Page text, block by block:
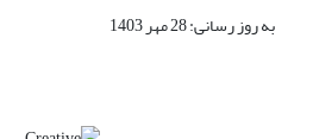
به روز رسانی: 28 مهر 1403